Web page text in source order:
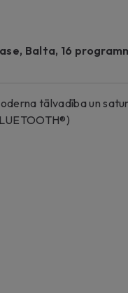
Balta, 16
tālvadība un